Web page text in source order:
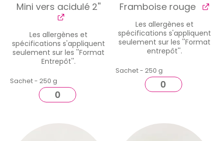
Mini vers acidulé 2''
Les allergènes et
spécifications s'appliquent
seulement sur les ''Format
Entrepôt''.
Sachet - 250 g
Framboise rouge
Les allergènes et
spécifications s'appliquent
seulement sur les ''Format
entrepôt''.
Sachet - 250 g